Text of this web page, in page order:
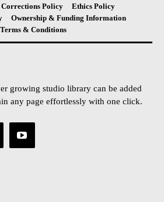
Corrections Policy
Ethics Policy
Ownership & Funding Information
Terms & Conditions
growing studio library can be added
any page effortlessly with one click.